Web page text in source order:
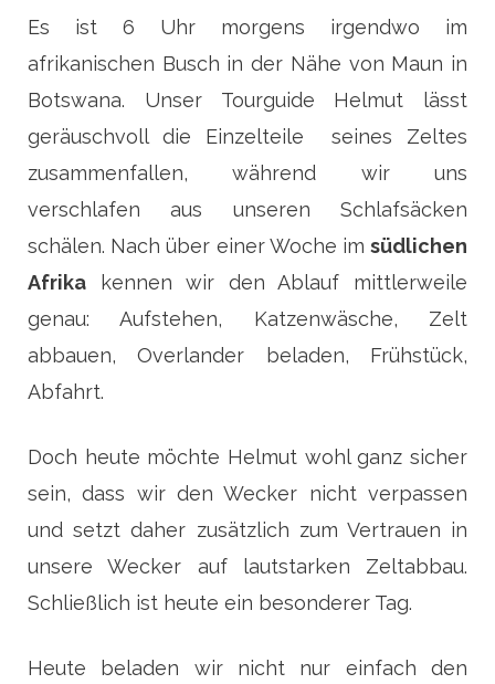
Es ist 6 Uhr morgens irgendwo im
afrikanischen Busch in der Nähe von Maun in
Botswana. Unser Tourguide Helmut lässt
geräuschvoll die Einzelteile seines Zeltes
zusammenfallen, während wir uns
verschlafen aus unseren Schlafsäcken
schälen. Nach über einer Woche im südlichen
Afrika kennen wir den Ablauf mittlerweile
genau: Aufstehen, Katzenwäsche, Zelt
abbauen, Overlander beladen, Frühstück,
Abfahrt.
Doch heute möchte Helmut wohl ganz sicher
sein, dass wir den Wecker nicht verpassen
und setzt daher zusätzlich zum Vertrauen in
unsere Wecker auf lautstarken Zeltabbau.
Schließlich ist heute ein besonderer Tag.
Heute beladen wir nicht nur einfach den